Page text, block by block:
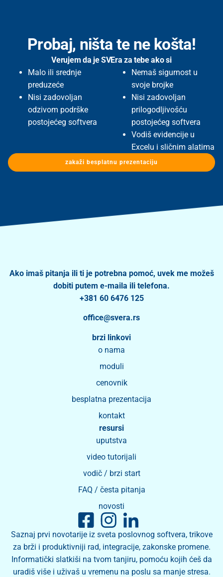
Probaj, ništa te ne košta!
Verujem da je SVEra za tebe ako si
Malo ili srednje
preduzeće
Nisi zadovoljan
odzivom podrške
postojećeg softvera
Nemaš sigurnost u
svoje brojke
Nisi zadovoljan
prilogodljivošću
postojećeg softvera
Vodiš evidencije u
Excelu i sličnim alatima
zakaži besplatnu prezentaciju
Ako imaš pitanja ili ti je potrebna pomoć, uvek me možeš
dobiti putem e-maila ili telefona.
+381 60 6476 125
office@svera.rs
brzi linkovi
o nama
moduli
cenovnik
besplatna prezentacija
kontakt
resursi
uputstva
video tutorijali
vodič / brzi start
FAQ / česta pitanja
novosti
Saznaj prvi novotarije iz sveta poslovnog softvera, trikove
za brži i produktivniji rad, integracije, zakonske promene.
Informatički slatkiši na tvom tanjiru, pomoću kojih ćeš da
uradiš više i uživaš u vremenu na poslu sa manje stresa.